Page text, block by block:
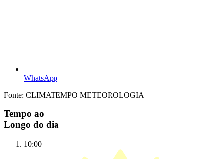
WhatsApp
Fonte: CLIMATEMPO METEOROLOGIA
Tempo ao
Longo do dia
10:00